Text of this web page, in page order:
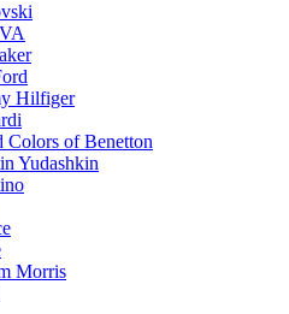
Hilfiger
Colors of Benetton
Yudashkin
Morris